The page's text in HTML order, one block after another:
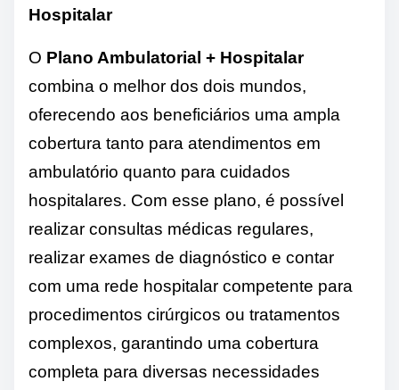
Hospitalar
O Plano Ambulatorial + Hospitalar
combina o melhor dos dois mundos,
oferecendo aos beneficiários uma ampla
cobertura tanto para atendimentos em
ambulatório quanto para cuidados
hospitalares. Com esse plano, é possível
realizar consultas médicas regulares,
realizar exames de diagnóstico e contar
com uma rede hospitalar competente para
procedimentos cirúrgicos ou tratamentos
complexos, garantindo uma cobertura
completa para diversas necessidades